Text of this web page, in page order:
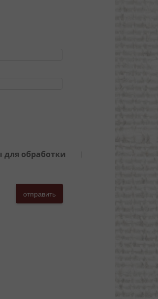
для обработки
отправить